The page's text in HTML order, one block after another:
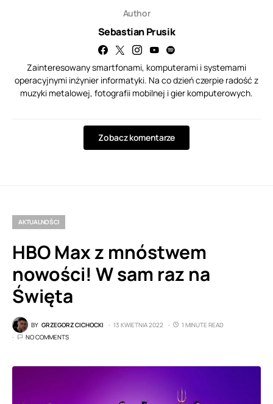
Author
Sebastian Prusik
Zainteresowany smartfonami, komputerami i systemami
operacyjnymi inżynier informatyki. Na co dzień czerpie radość z
muzyki metalowej, fotografii mobilnej i gier komputerowych.
Zobacz komentarze
AKTUALNOŚCI
HBO Max z mnóstwem
nowości! W sam raz na
Święta
BY GRZEGORZ CICHOCKI 13 KWIETNIA 2022
1 MINUTE READ
NO COMMENTS